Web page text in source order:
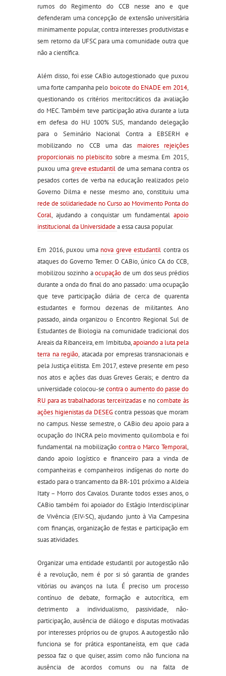
rumos do Regimento do CCB nesse ano e que
defenderam uma concepção de extensão universitária
minimamente popular, contra interesses produtivistas e
sem retorno da UFSC para uma comunidade outra que
não a científica.
Além disso, foi esse CABio autogestionado que puxou
uma forte campanha pelo boicote do ENADE em 2014,
questionando os critérios meritocráticos da avaliação
do MEC. Também teve participação ativa durante a luta
em defesa do HU 100% SUS, mandando delegação
para o Seminário Nacional Contra a EBSERH e
mobilizando no CCB uma das maiores rejeições
proporcionais no plebiscito sobre a mesma. Em 2015,
puxou uma greve estudantil de uma semana contra os
pesados cortes de verba na educação realizados pelo
Governo Dilma e nesse mesmo ano, constituiu uma
rede de solidariedade no Curso ao Movimento Ponta do
Coral, ajudando a conquistar um fundamental apoio
institucional da Universidade a essa causa popular.
Em 2016, puxou uma nova greve estudantil contra os
ataques do Governo Temer. O CABio, único CA do CCB,
mobilizou sozinho aocupação de um dos seus prédios
durante a onda do final do ano passado: uma ocupação
que teve participação diária de cerca de quarenta
estudantes e formou dezenas de militantes. Ano
passado, ainda organizou o Encontro Regional Sul de
Estudantes de Biologia na comunidade tradicional dos
Areais da Ribanceira, em Imbituba,apoiando a luta pela
terra na região, atacada por empresas transnacionais e
pela Justiça elitista. Em 2017, esteve presente em peso
nos atos e ações das duas Greves Gerais; e dentro da
universidade colocou-secontra o aumento do passe do
RU para as trabalhadoras terceirizadase nocombate às
ações higienistas da DESEGcontra pessoas que moram
no campus. Nesse semestre, o CABio deu apoio para a
ocupação do INCRA pelo movimento quilombola e foi
fundamental na mobilização contra o Marco Temporal,
dando apoio logístico e financeiro para a vinda de
companheiras e companheiros indígenas do norte do
estado para o trancamento da BR-101 próximo a Aldeia
Itaty – Morro dos Cavalos. Durante todos esses anos, o
CABio também foi apoiador do Estágio Interdisciplinar
de Vivência (EIV-SC), ajudando junto à Via Campesina
com finanças, organização de festas e participação em
suas atividades.
Organizar uma entidade estudantil por autogestão não
é a revolução, nem é por si só garantia de grandes
vitórias ou avanços na luta. É preciso um processo
contínuo de debate, formação e autocrítica, em
detrimento a individualismo, passividade, não-
participação, ausência de diálogo e disputas motivadas
por interesses próprios ou de grupos. A autogestão não
funciona se for prática espontaneísta, em que cada
pessoa faz o que quiser, assim como não funciona na
ausência de acordos comuns ou na falta de